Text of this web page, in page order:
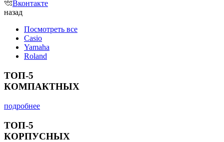
Вконтакте
назад
Посмотреть все
Casio
Yamaha
Roland
ТОП-5
КОМПАКТНЫХ
подробнее
ТОП-5
КОРПУСНЫХ